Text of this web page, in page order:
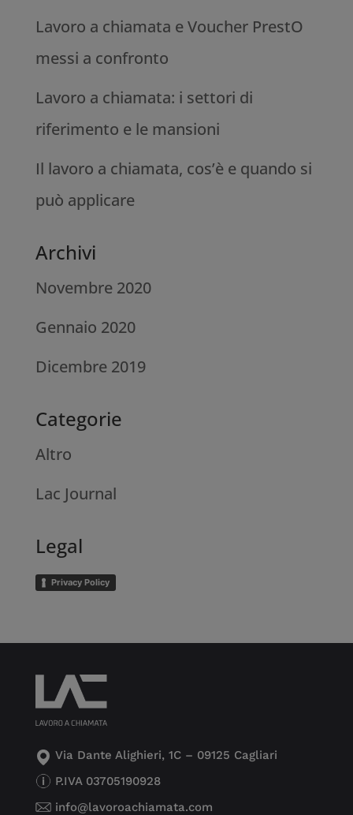
Lavoro a chiamata e Voucher PrestO
messi a confronto
Lavoro a chiamata: i settori di
riferimento e le mansioni
Il lavoro a chiamata, cos’è e quando si
può applicare
Archivi
Novembre 2020
Gennaio 2020
Dicembre 2019
Categorie
Altro
Lac Journal
Legal
Privacy Policy
Via Dante Alighieri, 1C – 09125 Cagliari
P.IVA 03705190928
info@lavoroachiamata.com